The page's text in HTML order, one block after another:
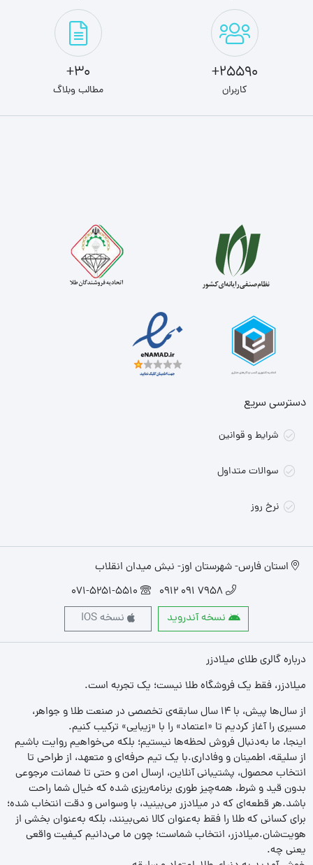
25590+
کاربران
30+
مطالب وبلاگ
دسترسی سریع
شرایط و قوانین
سوالات متداول
نرخ روز
استان فارس- شهرستان اوز- نبش میدان انقلاب
7958 091 0912
071-5251-5510
نسخه آندروید
نسخه IOS
درباره گالری طلای میلادزر
میلادزر، فقط یک فروشگاه طلا نیست؛ یک تجربه‌ است.
از سال‌ها پیش، با ۱۴ سال سابقه‌ی تخصصی در صنعت طلا و جواهر،
مسیری را آغاز کردیم تا «اعتماد» را با «زیبایی» ترکیب کنیم.
اینجا، ما به‌دنبال فروش لحظه‌ها نیستیم؛ بلکه می‌خواهیم روایت باشیم
از سلیقه، اطمینان و وفاداری.با یک تیم حرفه‌ای و متعهد، از طراحی تا
انتخاب محصول، پشتیبانی آنلاین، ارسال امن و حتی تا ضمانت مرجوعی
بدون قید و شرط، همه‌چیز طوری برنامه‌ریزی شده که خیال شما راحت
باشد.هر قطعه‌ای که در میلادزر می‌بینید، با وسواس و دقت انتخاب شده؛
برای کسانی که طلا را فقط به‌عنوان کالا نمی‌بینند، بلکه به‌عنوان بخشی از
هویت‌شان.میلادزر، انتخاب شماست؛ چون ما می‌دانیم کیفیت واقعی
یعنی چه.